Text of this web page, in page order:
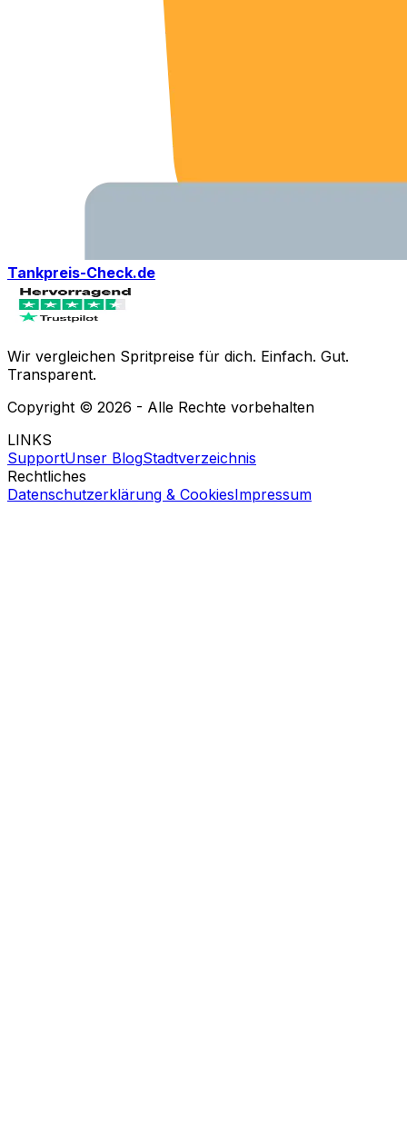
Tankpreis-Check.de
Wir vergleichen Spritpreise für dich. Einfach. Gut.
Transparent.
Copyright © 2026 - Alle Rechte vorbehalten
LINKS
SupportUnser BlogStadtverzeichnis
Rechtliches
Datenschutzerklärung & CookiesImpressum